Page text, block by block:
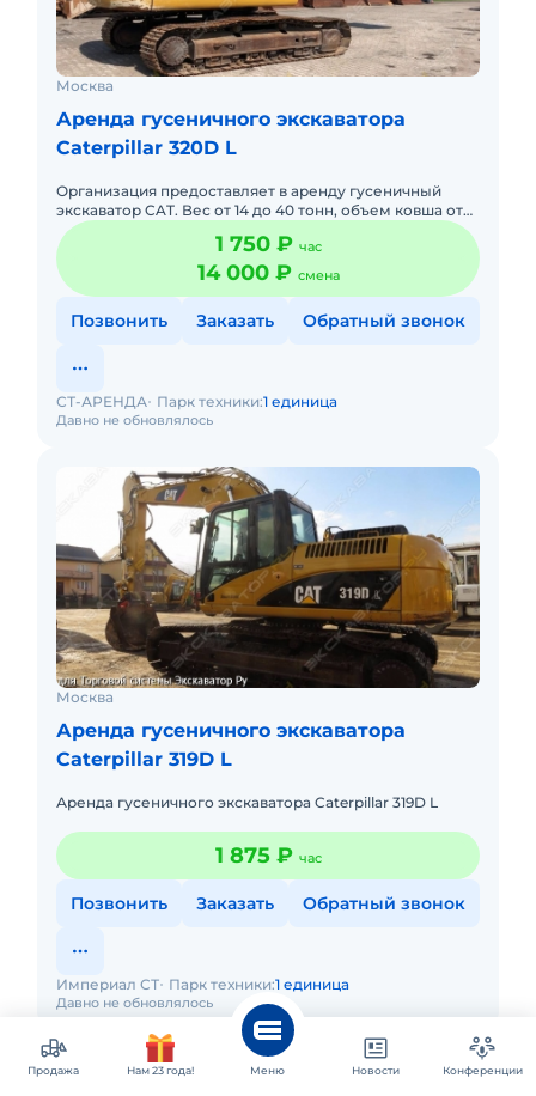
Москва
Аренда гусеничного экскаватора
Caterpillar 320D L
Организация предоставляет в аренду гусеничный
экскаватор CAT. Вес от 14 до 40 тонн, объем ковша от
0,3 мЗ до 1,8 м3 (по SAE). Навесное оборудование:
гидромоло
1 750 ₽ час
14 000 ₽ смена
Позвонить Заказать Обратный звонок
Давно не обновлялось
СТ-АРЕНДА Парк техники:1 единица
Москва
Аренда гусеничного экскаватора
Caterpillar 319D L
Аренда гусеничного экскаватора Caterpillar 319D L
1 875 ₽ час
Позвонить Заказать Обратный звонок
Давно не обновлялось
Империал СТ Парк техники:1 единица
Продажа Нам 23 года! Меню Новости Конференции